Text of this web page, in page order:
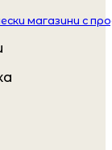
магазини с